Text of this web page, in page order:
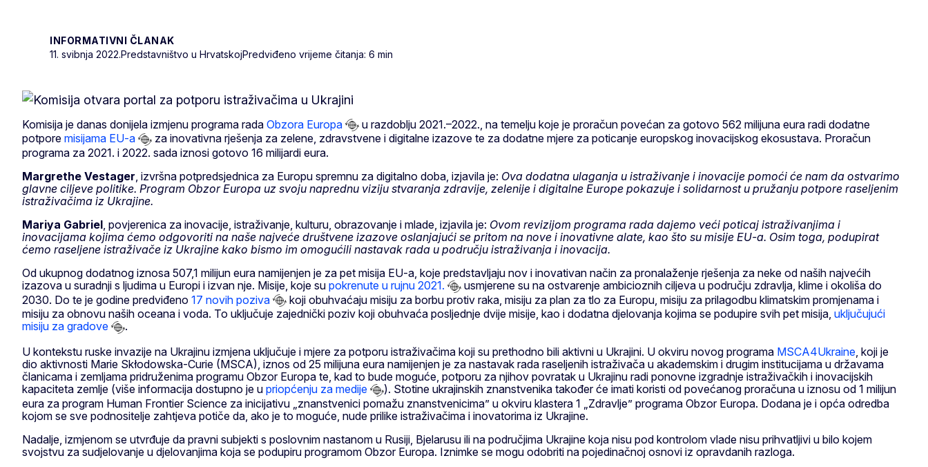
INFORMATIVNI ČLANAK
11. svibnja 2022.Predstavništvo u HrvatskojPredviđeno vrijeme čitanja: 6 min
Komisija je danas donijela izmjenu programa rada Obzora Europa
u razdoblju 2021.–2022., na temelju koje je proračun povećan za gotovo 562 milijuna eura radi dodatne
potpore misijama EU-a
za inovativna rješenja za zelene, zdravstvene i digitalne izazove te za dodatne mjere za poticanje europskog inovacijskog ekosustava. Proračun
programa za 2021. i 2022. sada iznosi gotovo 16 milijardi eura.
Margrethe Vestager, izvršna potpredsjednica za Europu spremnu za digitalno doba, izjavila je: Ova dodatna ulaganja u istraživanje i inovacije pomoći će nam da ostvarimo
glavne ciljeve politike. Program Obzor Europa uz svoju naprednu viziju stvaranja zdravije, zelenije i digitalne Europe pokazuje i solidarnost u pružanju potpore raseljenim
istraživačima iz Ukrajine.
Mariya Gabriel, povjerenica za inovacije, istraživanje, kulturu, obrazovanje i mlade, izjavila je: Ovom revizijom programa rada dajemo veći poticaj istraživanjima i
inovacijama kojima ćemo odgovoriti na naše najveće društvene izazove oslanjajući se pritom na nove i inovativne alate, kao što su misije EU-a. Osim toga, podupirat
ćemo raseljene istraživače iz Ukrajine kako bismo im omogućili nastavak rada u području istraživanja i inovacija.
Od ukupnog dodatnog iznosa 507,1 milijun eura namijenjen je za pet misija EU-a, koje predstavljaju nov i inovativan način za pronalaženje rješenja za neke od naših najvećih
izazova u suradnji s ljudima u Europi i izvan nje. Misije, koje su pokrenute u rujnu 2021.
usmjerene su na ostvarenje ambicioznih ciljeva u području zdravlja, klime i okoliša do
2030. Do te je godine predviđeno 17 novih poziva
koji obuhvaćaju misiju za borbu protiv raka, misiju za plan za tlo za Europu, misiju za prilagodbu klimatskim promjenama i
misiju za obnovu naših oceana i voda. To uključuje zajednički poziv koji obuhvaća posljednje dvije misije, kao i dodatna djelovanja kojima se podupire svih pet misija, uključujući
misiju za gradove
.
U kontekstu ruske invazije na Ukrajinu izmjena uključuje i mjere za potporu istraživačima koji su prethodno bili aktivni u Ukrajini. U okviru novog programa MSCA4Ukraine, koji je
dio aktivnosti Marie Skłodowska-Curie (MSCA), iznos od 25 milijuna eura namijenjen je za nastavak rada raseljenih istraživača u akademskim i drugim institucijama u državama
članicama i zemljama pridruženima programu Obzor Europa te, kad to bude moguće, potporu za njihov povratak u Ukrajinu radi ponovne izgradnje istraživačkih i inovacijskih
kapaciteta zemlje (više informacija dostupno je u priopćenju za medije
). Stotine ukrajinskih znanstvenika također će imati koristi od povećanog proračuna u iznosu od 1 milijun
eura za program Human Frontier Science za inicijativu „znanstvenici pomažu znanstvenicima” u okviru klastera 1 „Zdravlje” programa Obzor Europa. Dodana je i opća odredba
kojom se sve podnositelje zahtjeva potiče da, ako je to moguće, nude prilike istraživačima i inovatorima iz Ukrajine.
Nadalje, izmjenom se utvrđuje da pravni subjekti s poslovnim nastanom u Rusiji, Bjelarusu ili na područjima Ukrajine koja nisu pod kontrolom vlade nisu prihvatljivi u bilo kojem
svojstvu za sudjelovanje u djelovanjima koja se podupiru programom Obzor Europa. Iznimke se mogu odobriti na pojedinačnoj osnovi iz opravdanih razloga.